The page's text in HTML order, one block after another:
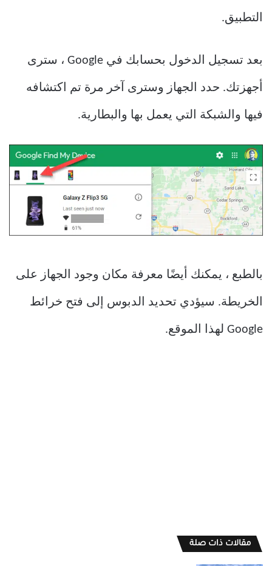
التطبيق.
بعد تسجيل الدخول بحسابك في Google ، سترى
أجهزتك. حدد الجهاز وسترى آخر مرة تم اكتشافه
فيها والشبكة التي يعمل بها والبطارية.
بالطبع ، يمكنك أيضًا معرفة مكان وجود الجهاز على
الخريطة. سيؤدي تحديد الدبوس إلى فتح خرائط
Google لهذا الموقع.
مقالات ذات صلة